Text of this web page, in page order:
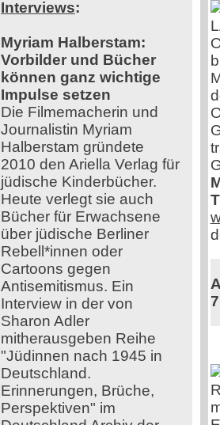
Interviews:
Myriam Halberstam:
Vorbilder und Bücher
können ganz wichtige
Impulse setzen
Die Filmemacherin und
Journalistin Myriam
Halberstam gründete
2010 den Ariella Verlag für
jüdische Kinderbücher.
Heute verlegt sie auch
Bücher für Erwachsene
über jüdische Berliner
Rebell*innen oder
Cartoons gegen
Antisemitismus. Ein
Interview in der von
Sharon Adler
mitherausgeben Reihe
"Jüdinnen nach 1945 in
Deutschland.
Erinnerungen, Brüche,
Perspektiven" im